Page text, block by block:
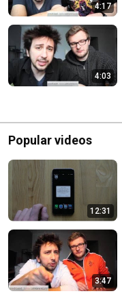
4:17
4:03
Popular videos
12:31
3:47